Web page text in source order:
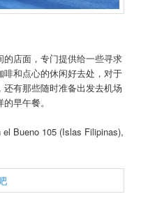
店面，专门提供给一些寻求
和点心的休闲好去处，对于
有那些随时准备出发去机场
早午餐。
Bueno 105 (Islas Filipinas),